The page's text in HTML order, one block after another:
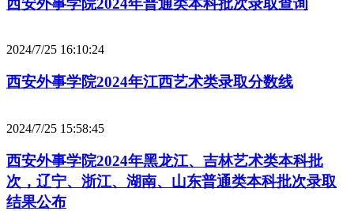
西安外事学院2024年普通类本科批次录取查询
2024/7/25 16:10:24
西安外事学院2024年江西艺术类录取分数线
2024/7/25 15:58:45
西安外事学院2024年黑龙江、吉林艺术类本科批
次，辽宁、浙江、湖南、山东普通类本科批次录取
结果公布